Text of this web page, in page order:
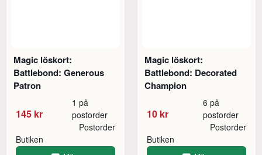
Magic löskort:
Battlebond: Generous
Patron
145 kr
1 på
postorder
Butiken
Postorder
Magic löskort:
Battlebond: Decorated
Champion
10 kr
6 på
postorder
Butiken
Postorder